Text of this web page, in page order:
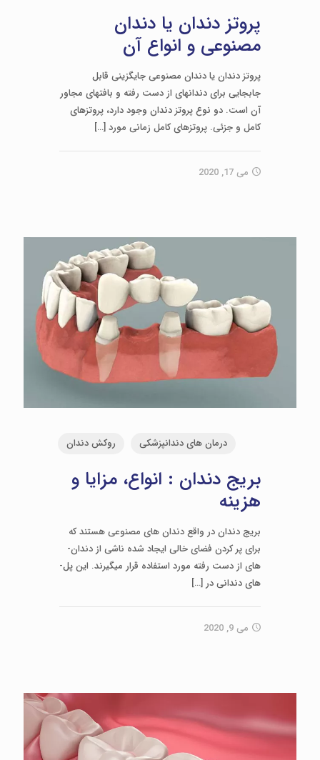
پروتز دندان یا دندان
مصنوعی و انواع آن
پروتز دندان یا دندان مصنوعی جایگزینی قابل
جابجایی برای دندان­های از دست رفته و بافت­های مجاور
آن است. دو نوع پروتز دندان وجود دارد، پروتزهای
کامل و جزئی. پروتزهای کامل زمانی مورد[…]
می 17, 2020
درمان های دندانپزشکی روکش دندان
بریج دندان : انواع، مزایا و
هزینه
بریج دندان در واقع دندان­ های مصنوعی هستند که
برای پر کردن فضای خالی ایجاد شده ناشی از دندان­
های از دست رفته مورد استفاده قرار می­گیرند. این پل­
های دندانی در […]
می 9, 2020